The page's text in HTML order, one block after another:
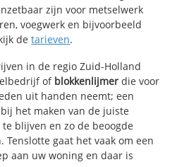
zijn voor metselwerk
voegwerk en bijvoorbeeld
detarieven.
in de regio Zuid-Holland
of blokkenlijmer die voor
uit handen neemt; een
het maken van de juiste
blijven en zo de beoogde
gaat het vaak om een
aan uw woning en daar is